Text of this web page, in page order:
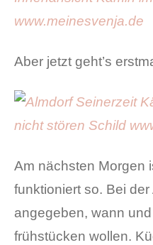
Aber jetzt geht’s
Am nächsten Morgen
funktioniert so. Bei
angegeben, wann
frühstücken wollen.